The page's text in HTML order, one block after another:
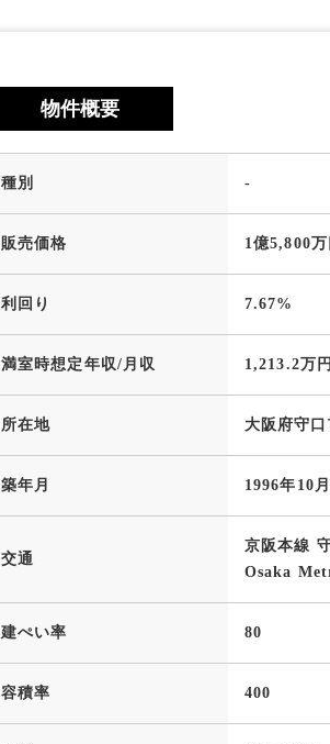
物件概要
種別 -
販売価格 1億5,800万
利回り 7.67%
満室時想定年収/月収 1,213.2万
所在地 大阪府守口
築年月 1996年10月
交通
京阪本線
Osaka
建ぺい率 80
容積率 400